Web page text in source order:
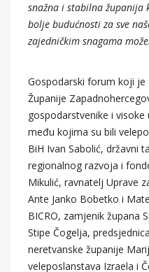
snažna i stabilna
bolje budućnosti za sve
zajedničkim snagama
Gospodarski forum koji je
Županije
gospodarstvenike i
među kojima su bili
BiH Ivan Sabolić, državni
regionalnog razvoja i
Mikulić, ravnatelj Uprave
Ante Janko Bobetko i
BICRO, zamjenik župana
Stipe Čogelja,
neretvanske županije
veleposlanstava Izraela i